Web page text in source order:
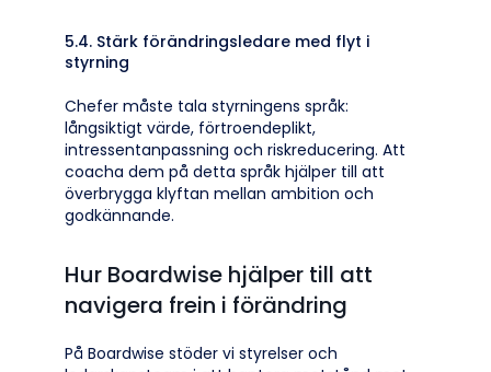
5.4. Stärk förändringsledare med flyt i
styrning
Chefer måste tala styrningens språk:
långsiktigt värde, förtroendeplikt,
intressentanpassning och riskreducering. Att
coacha dem på detta språk hjälper till att
överbrygga klyftan mellan ambition och
godkännande.
Hur Boardwise hjälper till att
navigera frein i förändring
På Boardwise stöder vi styrelser och